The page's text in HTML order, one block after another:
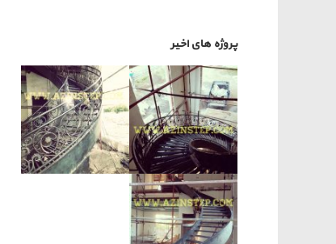
پروژه های اخیر